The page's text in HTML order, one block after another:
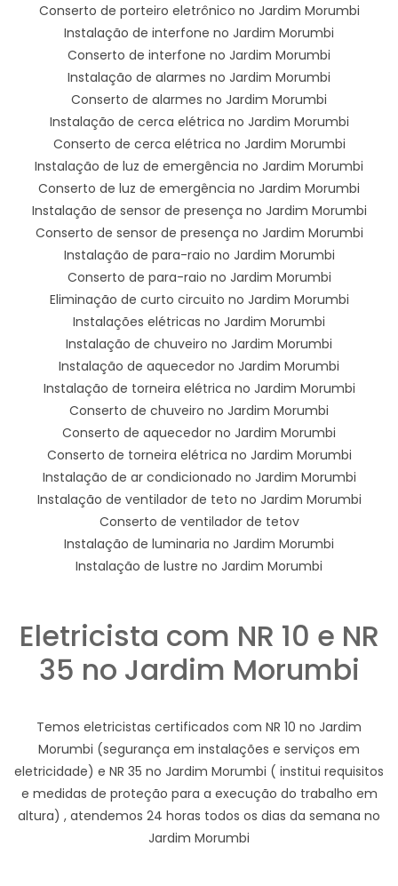
Conserto de porteiro eletrônico no Jardim Morumbi
Instalação de interfone no Jardim Morumbi
Conserto de interfone no Jardim Morumbi
Instalação de alarmes no Jardim Morumbi
Conserto de alarmes no Jardim Morumbi
Instalação de cerca elétrica no Jardim Morumbi
Conserto de cerca elétrica no Jardim Morumbi
Instalação de luz de emergência no Jardim Morumbi
Conserto de luz de emergência no Jardim Morumbi
Instalação de sensor de presença no Jardim Morumbi
Conserto de sensor de presença no Jardim Morumbi
Instalação de para-raio no Jardim Morumbi
Conserto de para-raio no Jardim Morumbi
Eliminação de curto circuito no Jardim Morumbi
Instalações elétricas no Jardim Morumbi
Instalação de chuveiro no Jardim Morumbi
Instalação de aquecedor no Jardim Morumbi
Instalação de torneira elétrica no Jardim Morumbi
Conserto de chuveiro no Jardim Morumbi
Conserto de aquecedor no Jardim Morumbi
Conserto de torneira elétrica no Jardim Morumbi
Instalação de ar condicionado no Jardim Morumbi
Instalação de ventilador de teto no Jardim Morumbi
Conserto de ventilador de tetov
Instalação de luminaria no Jardim Morumbi
Instalação de lustre no Jardim Morumbi
Eletricista com NR 10 e NR
35 no Jardim Morumbi
Temos eletricistas certificados com NR 10 no Jardim
Morumbi (segurança em instalações e serviços em
eletricidade) e NR 35 no Jardim Morumbi ( institui requisitos
e medidas de proteção para a execução do trabalho em
altura) , atendemos 24 horas todos os dias da semana no
Jardim Morumbi